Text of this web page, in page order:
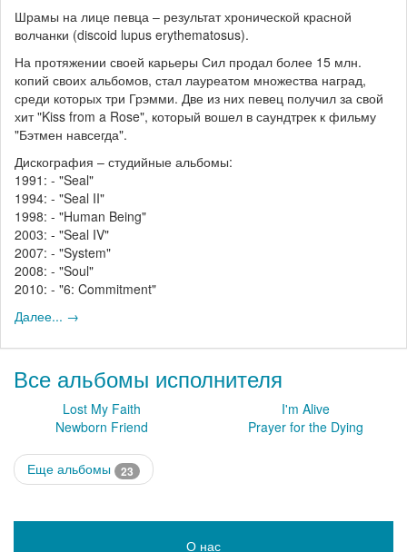
Шрамы на лице певца – результат хронической красной
волчанки (discoid lupus erythematosus).
На протяжении своей карьеры Сил продал более 15 млн.
копий своих альбомов, стал лауреатом множества наград,
среди которых три Грэмми. Две из них певец получил за свой
хит "Kiss from a Rose", который вошел в саундтрек к фильму
"Бэтмен навсегда".
Дискография – студийные альбомы:
1991: - "Seal"
1994: - "Seal II"
1998: - "Human Being"
2003: - "Seal IV"
2007: - "System"
2008: - "Soul"
2010: - "6: Commitment"
Далее... →
Все альбомы исполнителя
Lost My Faith
I'm Alive
Newborn Friend
Prayer for the Dying
Еще альбомы 23
О нас